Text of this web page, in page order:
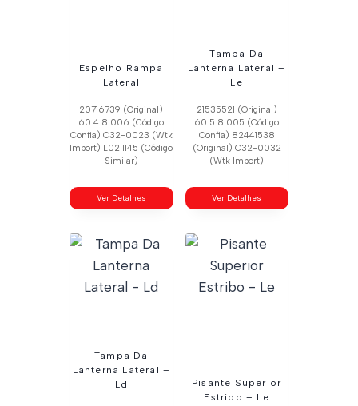
Espelho Rampa
Lateral
20716739 (Original)
60.4.8.006 (Código
Confia) C32-0023 (Wtk
Import) L0211145 (Código
Similar)
Ver Detalhes
Tampa Da
Lanterna Lateral –
Le
21535521 (Original)
60.5.8.005 (Código
Confia) 82441538
(Original) C32-0032
(Wtk Import)
Ver Detalhes
Tampa Da
Lanterna Lateral –
Ld
Pisante Superior
Estribo – Le